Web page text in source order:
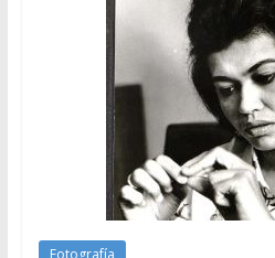
Fotografía